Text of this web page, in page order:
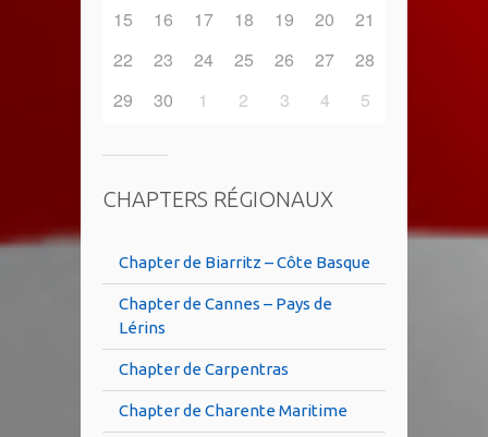
15
16 17 18 19 20
21
22
23 24 25 26 27
28
29
30 1 2 3 4 5
CHAPTERS RÉGIONAUX
Chapter de Biarritz – Côte Basque
Chapter de Cannes – Pays de
Lérins
Chapter de Carpentras
Chapter de Charente Maritime